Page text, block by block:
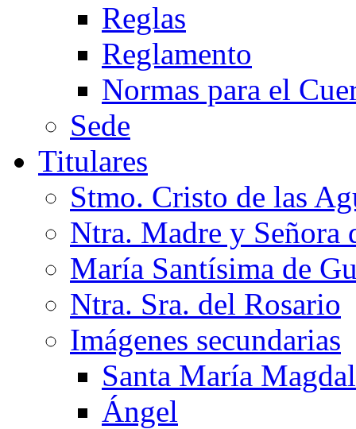
Reglas
Reglamento
Normas para el
Sede
Titulares
Stmo. Cristo de las
Ntra. Madre y
María Santísima de
Ntra. Sra. del Rosario
Imágenes secundarias
Santa María
Ángel